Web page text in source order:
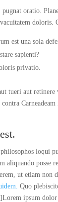
oratio.
est una sola
sapienti?
privatio.
tueri aut
contra
loqui
aliquando posse
ut etiam
Quo
ipsum